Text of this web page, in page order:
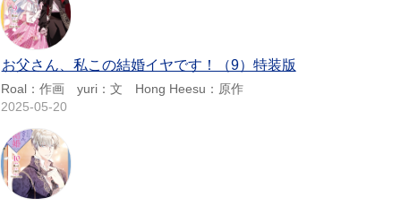
お父さん、私この結婚イヤです！（9）特装版
Roal：作画 yuri：文 Hong Heesu：原作
2025-05-20